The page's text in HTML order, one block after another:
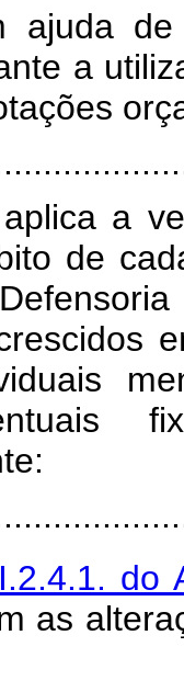
ajuda
a
a
de
I.2.4.1. do
as